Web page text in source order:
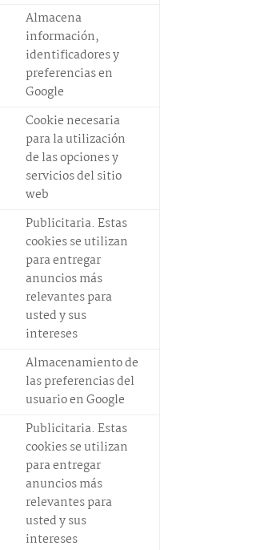
Almacena
información,
identificadores y
preferencias en
Google
Cookie necesaria
para la utilización
de las opciones y
servicios del sitio
web
Publicitaria. Estas
cookies se utilizan
para entregar
anuncios más
relevantes para
usted y sus
intereses
Almacenamiento de
las preferencias del
usuario en Google
Publicitaria. Estas
cookies se utilizan
para entregar
anuncios más
relevantes para
usted y sus
intereses